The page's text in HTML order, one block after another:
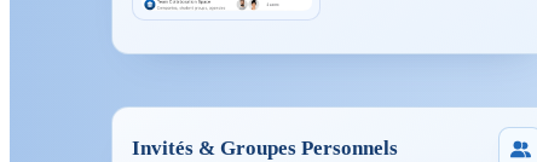
Invités & Groupes Personnels